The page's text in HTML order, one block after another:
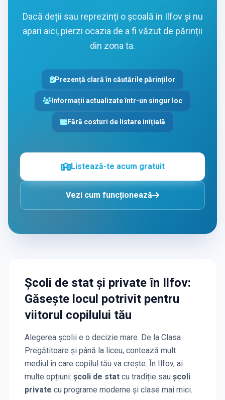
Dacă deții sau reprezinți o școală in Ilfov și nu
apari aici, pierzi ocazia de a fi văzut de părinții
din zona ta.
Prezență clară în căutările părinților
Informații actualizate într-un singur loc
Fără costuri de listare inițială
Listează-te acum gratuit
Vezi cum funcționează
Școli de stat și privateîn Ilfov:
Găsește locul potrivit pentru
viitorul copilului tău
Alegerea școlii e o decizie mare. De la Clasa
Pregătitoare și până la liceu, contează mult
mediul în care copilul tău va crește. În Ilfov, ai
multe opțiuni: școli de stat cu tradiție sau școli
private cu programe moderne și clase mai mici.